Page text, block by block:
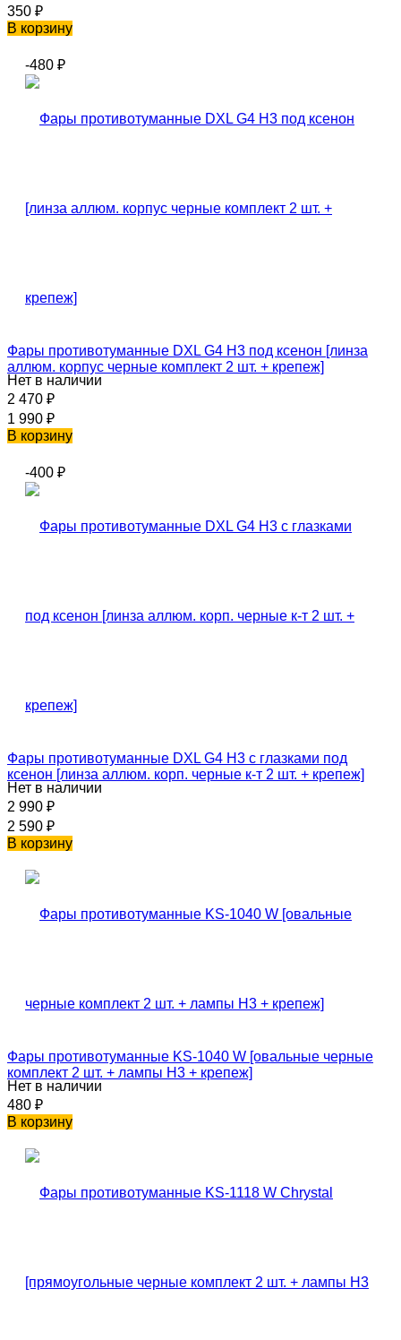
350 ₽
В корзину
-480 ₽
Фары противотуманные DXL G4 H3 под ксенон [линза
аллюм. корпус черные комплект 2 шт. + крепеж]
Нет в наличии
2 470 ₽
1 990 ₽
В корзину
-400 ₽
Фары противотуманные DXL G4 H3 с глазками под
ксенон [линза аллюм. корп. черные к-т 2 шт. + крепеж]
Нет в наличии
2 990 ₽
2 590 ₽
В корзину
Фары противотуманные KS-1040 W [овальные черные
комплект 2 шт. + лампы H3 + крепеж]
Нет в наличии
480 ₽
В корзину